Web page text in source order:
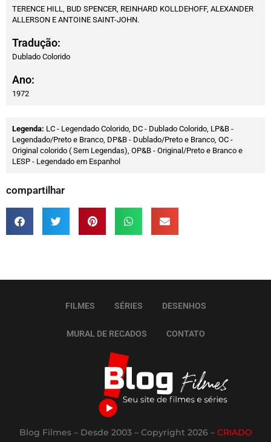
TERENCE HILL, BUD SPENCER, REINHARD KOLLDEHOFF, ALEXANDER
ALLERSON E ANTOINE SAINT-JOHN.
Tradução:
Dublado Colorido
Ano:
1972
Legenda: LC - Legendado Colorido, DC - Dublado Colorido, LP&B -
Legendado/Preto e Branco, DP&B - Dublado/Preto e Branco, OC -
Original colorido ( Sem Legendas), OP&B - Original/Preto e Branco e
LESP - Legendado em Espanhol
compartilhar
FILMES SÉRIES DESENHOS
MURAL DE RECADOS CONTATO
Blog Filmes – Desde 2003 – Copyright 2026 – CRIADO